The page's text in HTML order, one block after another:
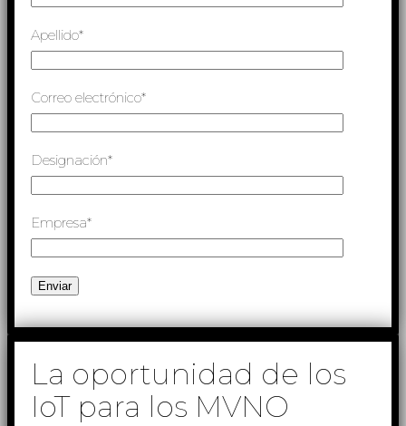
Apellido*
Correo electrónico*
Designación*
Empresa*
La oportunidad de los
IoT para los MVNO